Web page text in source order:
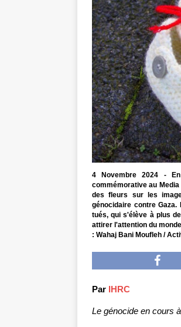
4 Novembre 2024 -
commémorative au
des fleurs sur les
génocidaire contre
tués, qui s'élève à plus
attirer l'attention du
: Wahaj Bani Moufleh /
Par IHRC
Le génocide en cours